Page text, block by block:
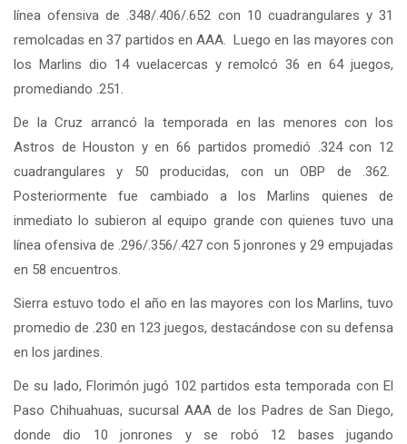
línea ofensiva de .348/.406/.652 con 10 cuadrangulares y 31
remolcadas en 37 partidos en AAA. Luego en las mayores con
los Marlins dio 14 vuelacercas y remolcó 36 en 64 juegos,
promediando .251.
De la Cruz arrancó la temporada en las menores con los
Astros de Houston y en 66 partidos promedió .324 con 12
cuadrangulares y 50 producidas, con un OBP de .362.
Posteriormente fue cambiado a los Marlins quienes de
inmediato lo subieron al equipo grande con quienes tuvo una
línea ofensiva de .296/.356/.427 con 5 jonrones y 29 empujadas
en 58 encuentros.
Sierra estuvo todo el año en las mayores con los Marlins, tuvo
promedio de .230 en 123 juegos, destacándose con su defensa
en los jardines.
De su lado, Florimón jugó 102 partidos esta temporada con El
Paso Chihuahuas, sucursal AAA de los Padres de San Diego,
donde dio 10 jonrones y se robó 12 bases jugando